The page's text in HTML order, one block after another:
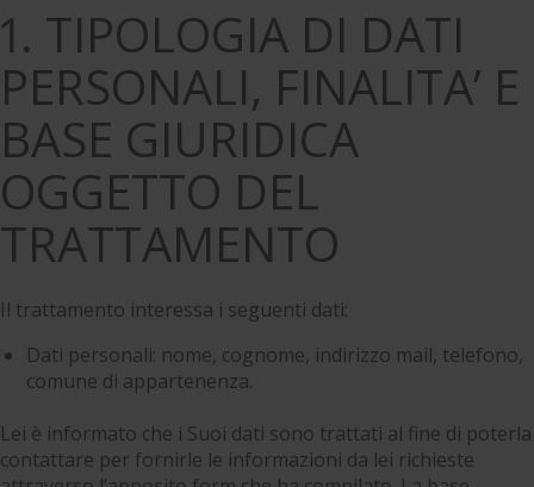
1. TIPOLOGIA DI DATI
PERSONALI, FINALITA’ E
BASE GIURIDICA
OGGETTO DEL
TRATTAMENTO
Il trattamento interessa i seguenti dati:
Dati personali: nome, cognome, indirizzo mail, telefono,
comune di appartenenza.
Lei è informato che i Suoi dati sono trattati al fine di poterla
contattare per fornirle le informazioni da lei richieste